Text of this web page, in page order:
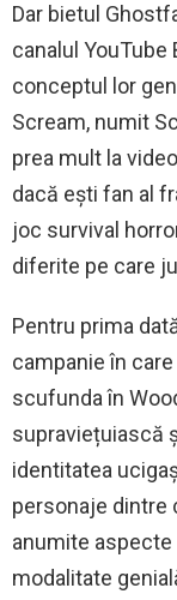
Dar bietul
canalul
conceptul lor
Scream, numit
prea mult la
dacă ești fan al
joc survival
diferite pe care
Pentru prima
campanie în
scufunda în
supraviețuiască
identitatea
personaje dintre
anumite aspecte
modalitate